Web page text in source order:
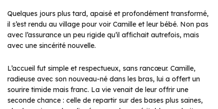
Quelques jours plus tard, apaisé et profondément transformé,
il s’est rendu au village pour voir Camille et leur bébé. Non pas
avec l’assurance un peu rigide qu’il affichait autrefois, mais
avec une sincérité nouvelle.
L’accueil fut simple et respectueux, sans rancœur. Camille,
radieuse avec son nouveau-né dans les bras, lui a offert un
sourire timide mais franc. La vie venait de leur offrir une
seconde chance : celle de repartir sur des bases plus saines,